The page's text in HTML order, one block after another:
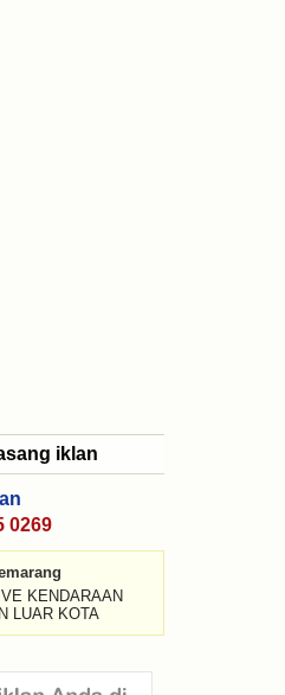
iklan
0269
KENDARAAN
LUAR KOTA